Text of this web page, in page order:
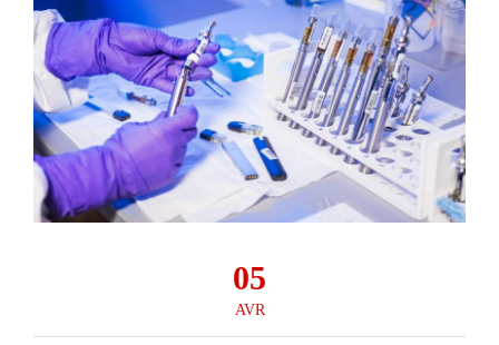
05
AVR